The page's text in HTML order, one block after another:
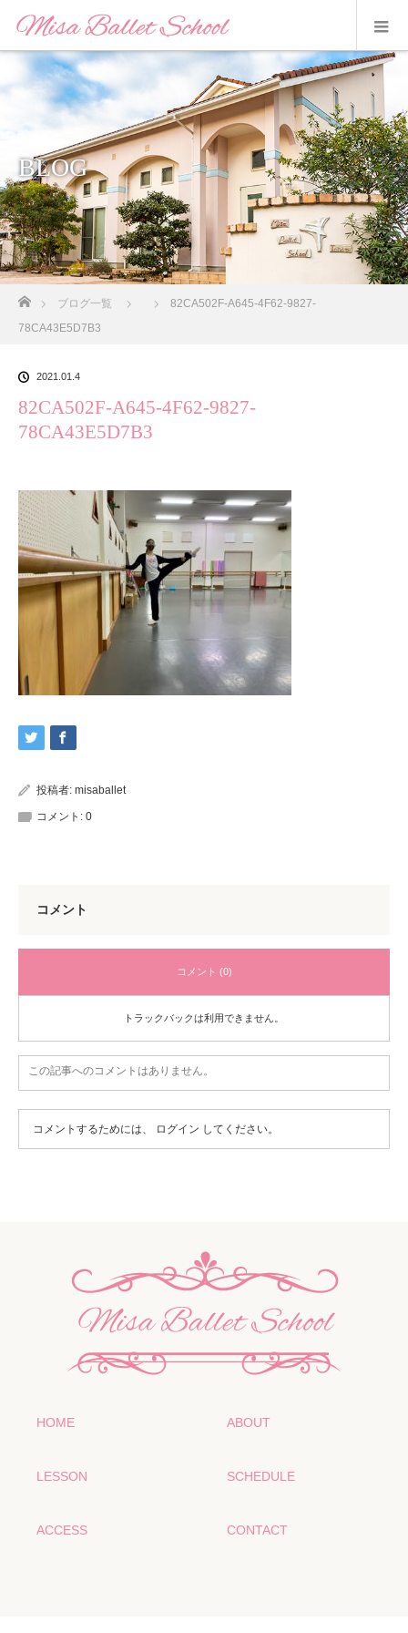
BLOG
ブログ一覧
82CA502F-A645-4F62-9827-
78CA43E5D7B3
2021.01.4
82CA502F-A645-4F62-9827-
78CA43E5D7B3
投稿者: misaballet
コメント: 0
コメント
コメント (0)
トラックバックは利用できません。
この記事へのコメントはありません。
コメントするためには、 ログイン してください。
HOME ABOUT
LESSON SCHEDULE
ACCESS CONTACT